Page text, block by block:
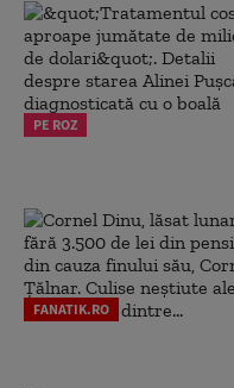
PE ROZ
FANATIK.RO